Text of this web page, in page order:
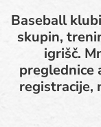
Baseball
skupin,
igrišč.
preglednice
registracije,